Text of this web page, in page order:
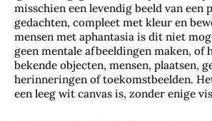
misschien een levendig beeld van een
gedachten, compleet met kleur en
mensen met aphantasia is dit niet
geen mentale afbeeldingen maken, of
bekende objecten, mensen, plaatsen,
herinneringen of toekomstbeelden.
een leeg wit canvas is, zonder enige